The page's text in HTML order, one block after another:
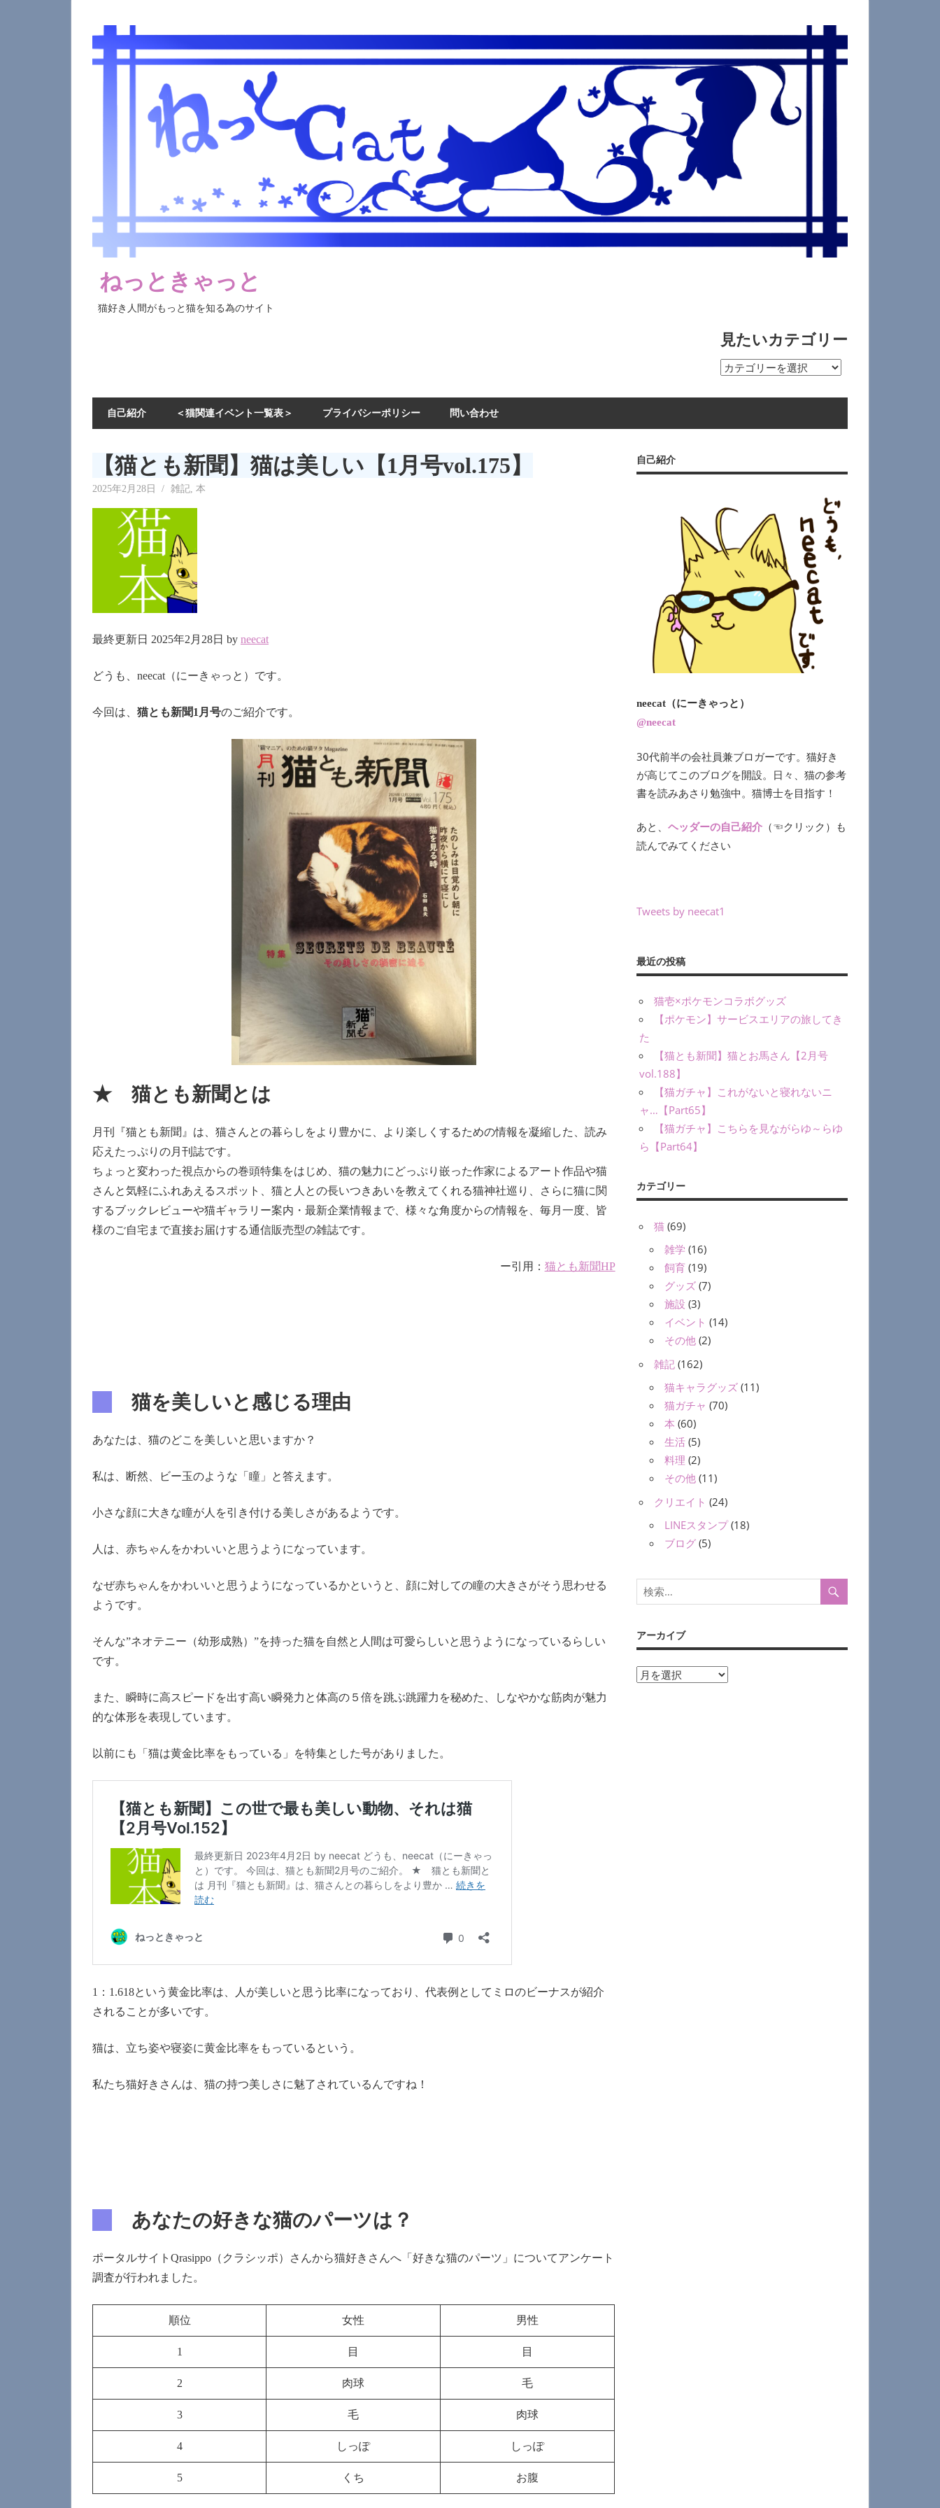
ねっときゃっと
猫好き人間がもっと猫を知る為のサイト
見たいカテゴリー
見
リ
自己紹介 ＜猫関連イベント一覧表＞ プライバシーポリシー 問い合わせ
【猫とも新聞】猫は美しい【1月号vol.175】
2025年2月28日 neecat
雑記, 本
最終更新日 2025年2月28日 by neecat
どうも、neecat（にーきゃっと）です。
今回は、 猫とも新聞1月号のご紹介です。
★ 猫とも新聞とは
月刊『猫とも新聞』は、猫さんとの暮らしをより豊かに、より楽しくするための情報を凝縮した、読み
応えたっぷりの月刊誌です。
ちょっと変わった視点からの巻頭特集をはじめ、猫の魅力にどっぷり嵌った作家によるアート作品や猫
さんと気軽にふれあえるスポット、猫と人との長いつきあいを教えてくれる猫神社巡り、さらに猫に関
するブックレビューや猫ギャラリー案内・最新企業情報まで、様々な角度からの情報を、毎月一度、皆
様のご自宅まで直接お届けする通信販売型の雑誌です。
ー引用： 猫とも新聞HP
猫を美しいと感じる理由
あなたは、猫のどこを美しいと思いますか？
私は、断然、ビー玉のような「瞳」と答えます。
小さな顔に大きな瞳が人を引き付ける美しさがあるようです。
人は、赤ちゃんをかわいいと思うようになっています。
なぜ赤ちゃんをかわいいと思うようになっているかというと、顔に対しての瞳の大きさがそう思わせる
ようです。
そんな”ネオテニー（幼形成熟）”を持った猫を自然と人間は可愛らしいと思うようになっているらしい
です。
また、瞬時に高スピードを出す高い瞬発力と体高の５倍を跳ぶ跳躍力を秘めた、しなやかな筋肉が魅力
的な体形を表現しています。
以前にも「猫は黄金比率をもっている」を特集とした号がありました。
1：1.618という黄金比率は、人が美しいと思う比率になっており、代表例としてミロのビーナスが紹介
されることが多いです。
猫は、立ち姿や寝姿に黄金比率をもっているという。
私たち猫好きさんは、猫の持つ美しさに魅了されているんですね！
あなたの好きな猫のパーツは？
ポータルサイトQrasippo（クラシッポ）さんから猫好きさんへ「好きな猫のパーツ」についてアンケート
調査が行われました。
順位 女性 男性
1 目 目
2 肉球 毛
3 毛 肉球
4 しっぽ しっぽ
5 くち お腹
自己紹介
neecat（にーきゃっと）
@neecat
30代前半の会社員兼ブロガーです。猫好き
が高じてこのブログを開設。日々、猫の参考
書を読みあさり勉強中。猫博士を目指す！
あと、 ヘッダーの自己紹介（☜クリック）も
読んでみてください
Tweets by neecat1
最近の投稿
猫壱×ポケモンコラボグッズ
【ポケモン】サービスエリアの旅してき
た
【猫とも新聞】猫とお馬さん【2月号
vol.188】
【猫ガチャ】これがないと寝れないニ
ャ…【Part65】
【猫ガチャ】こちらを見ながらゆ～らゆ
ら【Part64】
カテゴリー
猫 (69)
雑学 (16)
飼育 (19)
グッズ (7)
施設 (3)
イベント (14)
その他 (2)
雑記 (162)
猫キャラグッズ (11)
猫ガチャ (70)
本 (60)
生活 (5)
料理 (2)
その他 (11)
クリエイト (24)
LINEスタンプ(18)
ブログ (5)
アーカイブ
ア